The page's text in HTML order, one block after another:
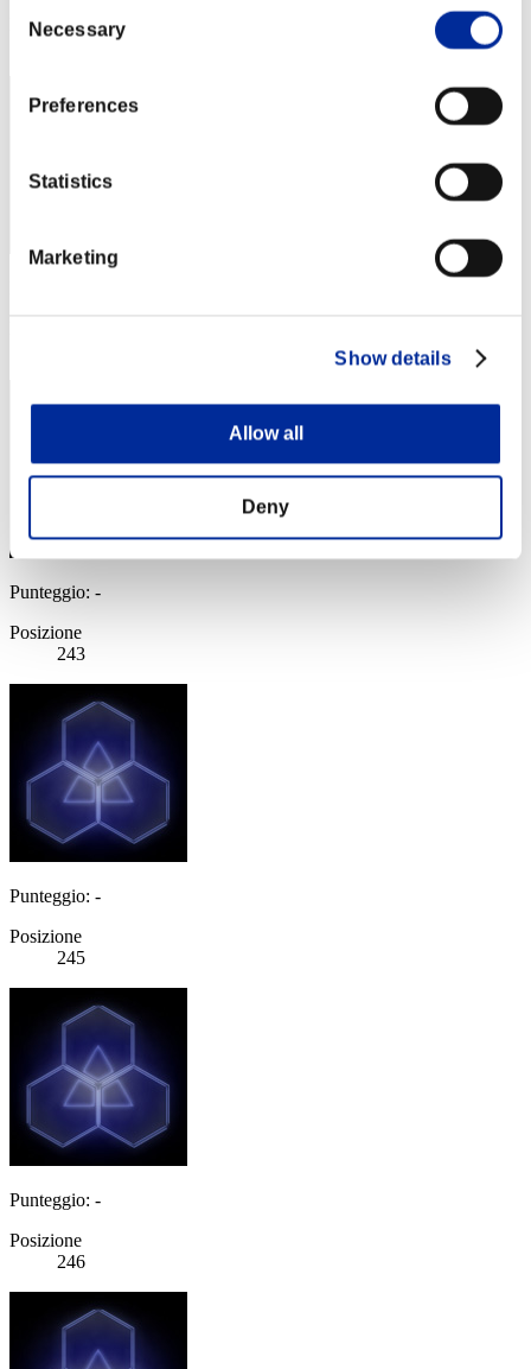
Selection
Necessary
Preferences
Statistics
Marketing
Show details
Allow all
Deny
Posizione
Punteggio: -
Posizione
243
Punteggio: -
Posizione
245
Punteggio: -
Posizione
246